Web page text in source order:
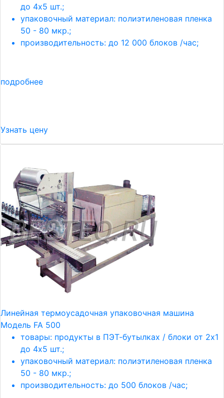
до 4х5 шт.;
упаковочный материал: полиэтиленовая пленка
50 - 80 мкр.;
производительность: до 12 000 блоков /час;
подробнее
Узнать цену
Линейная термоусадочная упаковочная машина
Модель FA 500
товары: продукты в ПЭТ-бутылках / блоки от 2х1
до 4х5 шт.;
упаковочный материал: полиэтиленовая пленка
50 - 80 мкр.;
производительность: до 500 блоков /час;